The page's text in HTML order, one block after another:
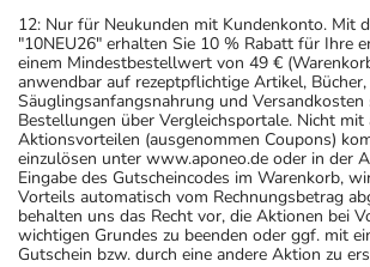
12: Nur für Neukunden mit Kundenkonto. Mit
"10NEU26" erhalten Sie 10 % Rabatt für Ihre
einem Mindestbestellwert von 49 €
anwendbar auf rezeptpflichtige Artikel, Bücher,
Säuglingsanfangsnahrung und Versandkosten
Bestellungen über Vergleichsportale. Nicht mit
Aktionsvorteilen (ausgenommen Coupons)
einzulösen unter www.aponeo.de oder in der
Eingabe des Gutscheincodes im Warenkorb,
Vorteils automatisch vom Rechnungsbetrag
behalten uns das Recht vor, die Aktionen bei
wichtigen Grundes zu beenden oder ggf. mit
Gutschein bzw. durch eine andere Aktion zu